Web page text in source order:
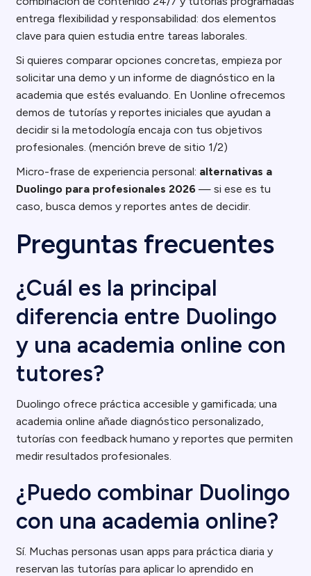
entrega flexibilidad y responsabilidad: dos elementos
clave para quien estudia entre tareas laborales.
Si quieres comparar opciones concretas, empieza por
solicitar una demo y un informe de diagnóstico en la
academia que estés evaluando. En Uonline ofrecemos
demos de tutorías y reportes iniciales que ayudan a
decidir si la metodología encaja con tus objetivos
profesionales. (mención breve de sitio 1/2)
Micro-frase de experiencia personal: alternativas a
Duolingo para profesionales 2026 — si ese es tu
caso, busca demos y reportes antes de decidir.
Preguntas frecuentes
¿Cuál es la principal
diferencia entre Duolingo
y una academia online con
tutores?
Duolingo ofrece práctica accesible y gamificada; una
academia online añade diagnóstico personalizado,
tutorías con feedback humano y reportes que permiten
medir resultados profesionales.
¿Puedo combinar Duolingo
con una academia online?
Sí. Muchas personas usan apps para práctica diaria y
reservan las tutorías para aplicar lo aprendido en